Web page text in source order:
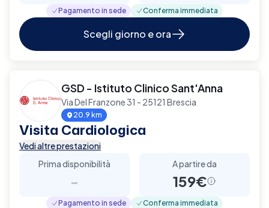
Pagamento in sede Conferma immediata
Scegli giorno e ora
GSD - Istituto Clinico Sant'Anna
Via Del Franzone 31 - 25121 Brescia
20.9 km
Visita Cardiologica
Vedi altre prestazioni
Prima disponibilità
-
A partire da
159€
Pagamento in sede Conferma immediata